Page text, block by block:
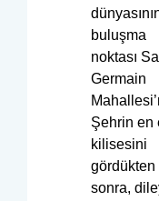
buluşma
noktası
Germain
Şehrin en
kilisesini
gördükten
sonra,